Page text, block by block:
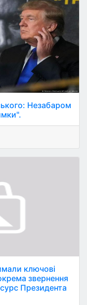
Незабаром
ключові
звернення
Президента